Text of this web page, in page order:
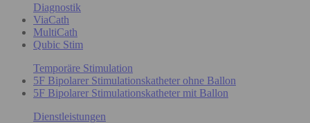
Diagnostik
ViaCath
MultiCath
Qubic Stim
Temporäre Stimulation
5F Bipolarer Stimulationskatheter ohne Ballon
5F Bipolarer Stimulationskatheter mit Ballon
Dienstleistungen